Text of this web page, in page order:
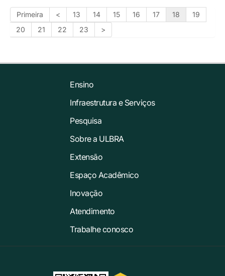
Primeira < 13 14 15 16 17 18
19
20
21 22 23 >
Ensino
Infraestrutura e Serviços
Pesquisa
Sobre a ULBRA
Extensão
Espaço Acadêmico
Inovação
Atendimento
Trabalhe conosco